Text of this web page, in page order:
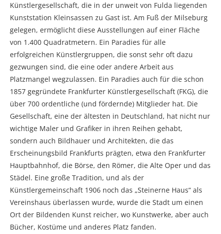
Künstlergesellschaft, die in der unweit von Fulda liegenden
Kunststation Kleinsassen zu Gast ist. Am Fuß der Milseburg
gelegen, ermöglicht diese Ausstellungen auf einer Fläche
von 1.400 Quadratmetern. Ein Paradies für alle
erfolgreichen Künstlergruppen, die sonst sehr oft dazu
gezwungen sind, die eine oder andere Arbeit aus
Platzmangel wegzulassen. Ein Paradies auch für die schon
1857 gegründete Frankfurter Künstlergesellschaft (FKG), die
über 700 ordentliche (und fördernde) Mitglieder hat. Die
Gesellschaft, eine der ältesten in Deutschland, hat nicht nur
wichtige Maler und Grafiker in ihren Reihen gehabt,
sondern auch Bildhauer und Architekten, die das
Erscheinungsbild Frankfurts prägten, etwa den Frankfurter
Hauptbahnhof, die Börse, den Römer, die Alte Oper und das
Städel. Eine große Tradition, und als der
Künstlergemeinschaft 1906 noch das „Steinerne Haus“ als
Vereinshaus überlassen wurde, wurde die Stadt um einen
Ort der Bildenden Kunst reicher, wo Kunstwerke, aber auch
Bücher, Kostüme und anderes Platz fanden.